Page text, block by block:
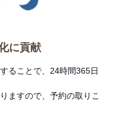
に貢献
ることで、24時間365日
ますので、予約の取りこ